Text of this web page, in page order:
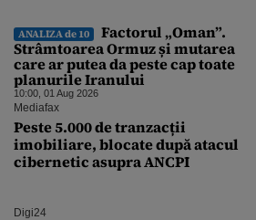
ANALIZA de 10
Factorul „Oman”.
Strâmtoarea Ormuz și mutarea
care ar putea da peste cap toate
planurile Iranului
10:00, 01 Aug 2026
Mediafax
Peste 5.000 de tranzacții
imobiliare, blocate după atacul
cibernetic asupra ANCPI
Digi24